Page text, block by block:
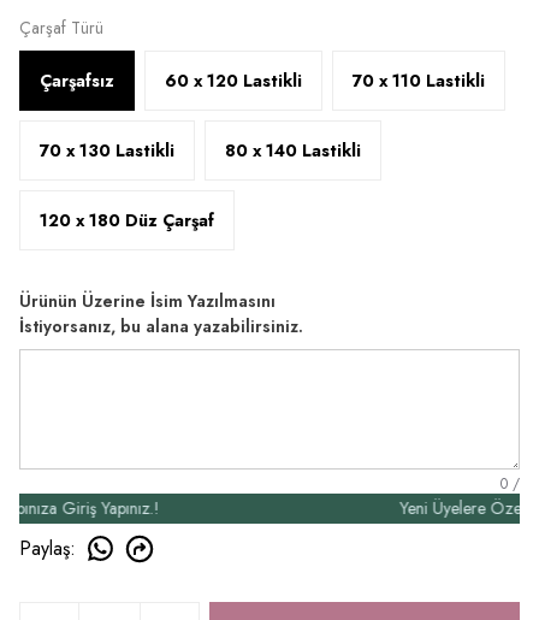
Çarşaf Türü
Çarşafsız 60 x 120 Lastikli 70 x 110 Lastikli
70 x 130 Lastikli 80 x 140 Lastikli
120 x 180 Düz Çarşaf
Ürünün Üzerine İsim Yazılmasını
İstiyorsanız, bu alana yazabilirsiniz.
0 /
Giriş Yapınız.! Yeni Üyelere Özel 50₺
Paylaş: